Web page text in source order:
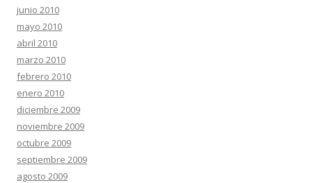
junio 2010
mayo 2010
abril 2010
marzo 2010
febrero 2010
enero 2010
diciembre 2009
noviembre 2009
octubre 2009
septiembre 2009
agosto 2009